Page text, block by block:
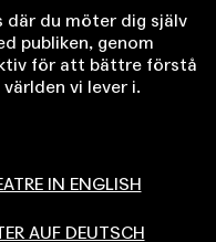
du möter dig själv
publiken, genom
för att bättre förstå
vi lever i.
IN ENGLISH
AUF DEUTSCH